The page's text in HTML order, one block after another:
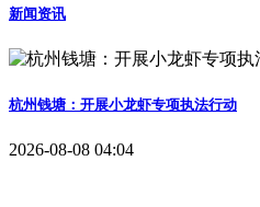
新闻资讯
杭州钱塘：开展小龙虾专项执法行动
2026-08-08 04:04